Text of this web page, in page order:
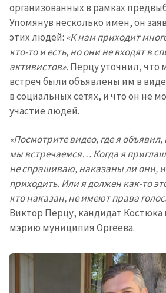
организованных в рамках
Упомянув несколько имен, он
этих людей: «К нам приходит
кто-то и есть, но они не входят в
активистов».Перцу уточнил, что
встреч были объявлены им в
в социальных сетях, и что он не
участие людей.
«Посмотрите видео, где я объявил,
мы встречаемся… Когда я
не спрашиваю, наказаны ли они,
приходить. Или я должен как-то
кто наказан, не имеют права
Виктор Перцу, кандидат Костюка
мэрию муниципия Оргеева.